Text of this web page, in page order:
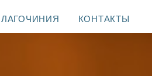
КОНТАКТЫ